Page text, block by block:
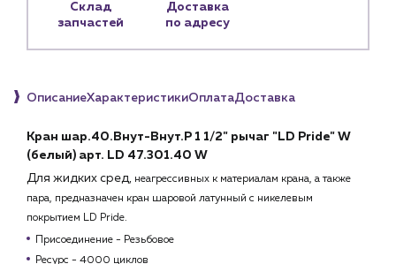
Наши партнёры
+7 (918) 070-19-79
Пн – пт: 9:00 – 18:00
г. Краснодар, ул. Российская, 63
Склад
запчастей
Доставка
по адресу
ОписаниеХарактеристикиОплатаДоставка
Кран шар.40.Внут-Внут.Р 1 1/2" рычаг "LD Pride" W
(белый) арт. LD 47.301.40 W
Для жидких сред, неагрессивных к материалам крана, а также
пара, предназначен кран шаровой латунный с никелевым
покрытием LD Pride.
Присоединение - Резьбовое
Ресурс - 4000 циклов